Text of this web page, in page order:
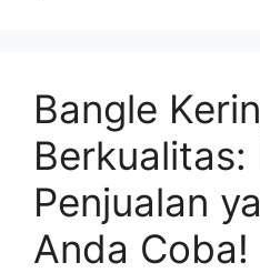
Bangle
Berkualitas:
Penjualan
Anda Coba!